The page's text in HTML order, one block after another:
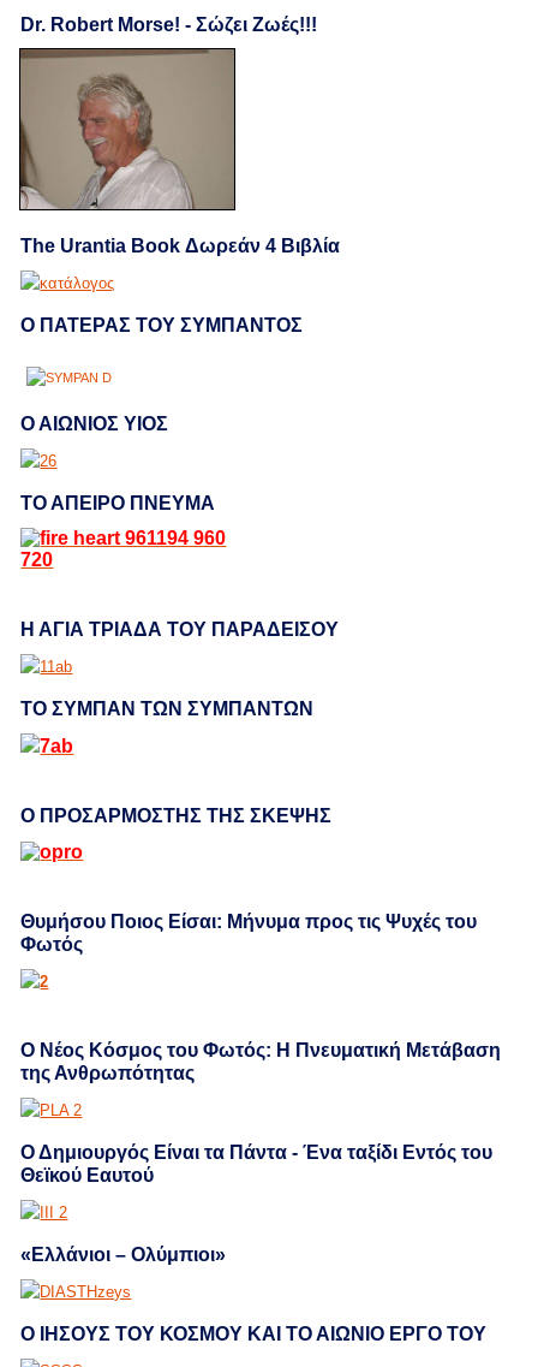
Dr. Robert Morse! - Σώζει Ζωές!!!
The Urantia Book Δωρεάν 4 Βιβλία
Ο ΠΑΤΕΡΑΣ ΤΟΥ ΣΥΜΠΑΝΤΟΣ
Ο ΑΙΩΝΙΟΣ ΥΙΟΣ
ΤΟ ΑΠΕΙΡΟ ΠΝΕΥΜΑ
Η ΑΓΙΑ ΤΡΙΑΔΑ ΤΟΥ ΠΑΡΑΔΕΙΣΟΥ
ΤΟ ΣΥΜΠΑΝ ΤΩΝ ΣΥΜΠΑΝΤΩΝ
Ο ΠΡΟΣΑΡΜΟΣΤΗΣ ΤΗΣ ΣΚΕΨΗΣ
Θυμήσου Ποιος Είσαι: Μήνυμα προς τις Ψυχές του
Φωτός
Ο Νέος Κόσμος του Φωτός: Η Πνευματική Μετάβαση
της Ανθρωπότητας
Ο Δημιουργός Είναι τα Πάντα - Ένα ταξίδι Εντός του
Θεϊκού Εαυτού
«Ελλάνιοι – Ολύμπιοι»
Ο ΙΗΣΟΥΣ ΤΟΥ ΚΟΣΜΟΥ ΚΑΙ ΤΟ ΑΙΩΝΙΟ ΕΡΓΟ ΤΟΥ